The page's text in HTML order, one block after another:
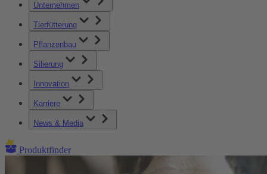
Unternehmen
Tierfütterung
Pflanzenbau
Silierung
Innovation
Karriere
News & Media
Produktfinder